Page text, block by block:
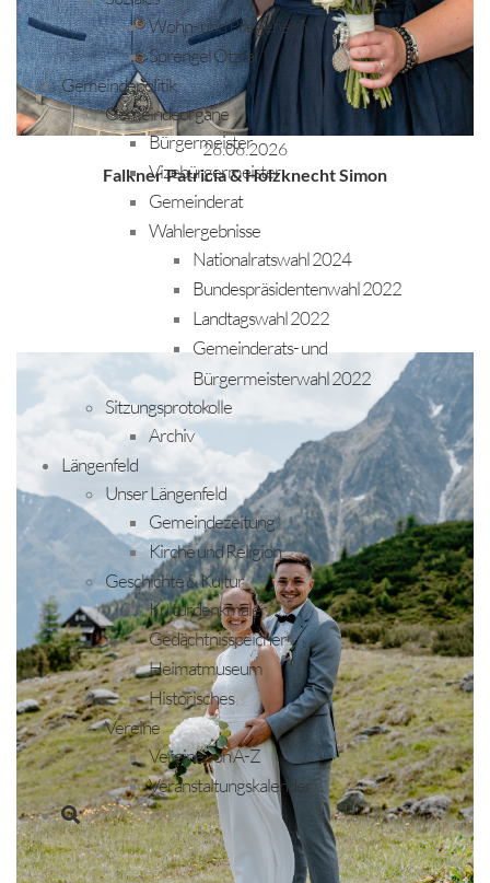
Wohn- und Pflegeheim
Sprengel Ötztal
Gemeindepolitik
Gemeindeorgane
Bürgermeister
Vizebürgermeister
Gemeinderat
Wahlergebnisse
Nationalratswahl 2024
Bundespräsidentenwahl 2022
Landtagswahl 2022
Gemeinderats- und
Bürgermeisterwahl 2022
Sitzungsprotokolle
Archiv
Längenfeld
Unser Längenfeld
Gemeindezeitung
Kirche und Religion
Geschichte & Kultur
Kulturdenkmäler
Gedächtnisspeicher
Heimatmuseum
Historisches
Vereine
Vereine von A-Z
Veranstaltungskalender
26.06.2026
Falkner Patricia & Holzknecht Simon